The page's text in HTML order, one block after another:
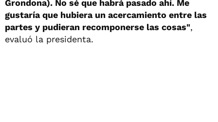
Grondona). No sé que habrá pasado ahí. Me
gustaría que hubiera un acercamiento entre las
partes y pudieran recomponerse las cosas",
evaluó la presidenta.